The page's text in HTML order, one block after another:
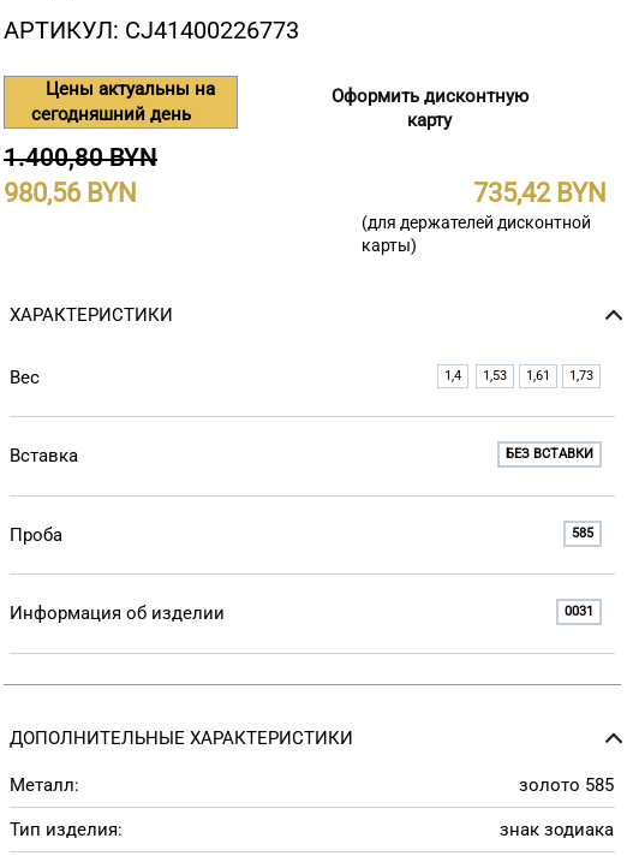
АРТИКУЛ: СJ41400226773
Цены актуальны на
сегодняшний день
Оформить дисконтную
карту
1.400,80 BYN
980,56 735,42
(для держателей дисконтной
карты)
ХАРАКТЕРИСТИКИ
Вес 1,4 1,53 1,61 1,73
Вставка БЕЗ ВСТАВКИ
Проба 585
Информация об изделии 0031
ДОПОЛНИТЕЛЬНЫЕ ХАРАКТЕРИСТИКИ
Металл: золото 585
Тип изделия: знак зодиака